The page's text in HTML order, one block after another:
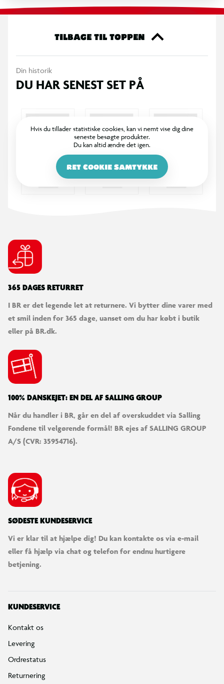
TILBAGE TIL TOPPEN
Din historik
DU HAR SENEST SET PÅ
Hvis du tillader statistiske cookies, kan vi nemt vise dig dine
seneste besøgte produkter.
Du kan altid ændre det igen.
RET COOKIE SAMTYKKE
365 DAGES RETURRET
I BR er det legende let at returnere. Vi bytter dine varer med
et smil inden for 365 dage, uanset om du har købt i butik
eller på BR.dk.
100% DANSKEJET: EN DEL AF SALLING GROUP
Når du handler i BR, går en del af overskuddet via Salling
Fondene til velgørende formål! BR ejes af SALLING GROUP
A/S (CVR: 35954716).
SØDESTE KUNDESERVICE
Vi er klar til at hjælpe dig! Du kan kontakte os via e-mail
eller få hjælp via chat og telefon for endnu hurtigere
betjening.
KUNDESERVICE
Kontakt os
Levering
Ordrestatus
Returnering